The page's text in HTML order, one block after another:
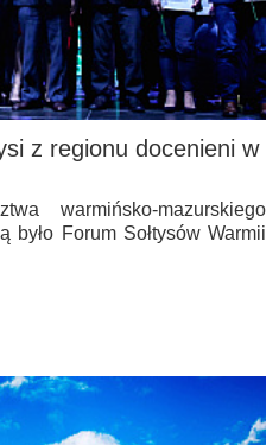
z regionu docenieni w
warmińsko-mazurskiego
Forum Sołtysów Warmii